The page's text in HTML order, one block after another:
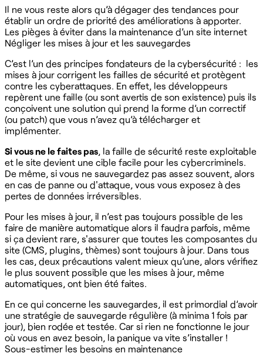
Il ne vous reste alors qu’à dégager des tendances pour
établir un ordre de priorité des améliorations à apporter.
Les pièges à éviter dans la maintenance d’un site internet
Négliger les mises à jour et les sauvegardes
C’est l’un des principes fondateurs de la cybersécurité : les
mises à jour corrigent les failles de sécurité et protègent
contre les cyberattaques. En effet, les développeurs
repèrent une faille (ou sont avertis de son existence) puis ils
conçoivent une solution qui prend la forme d’un correctif
(ou patch) que vous n’avez qu’à télécharger et
implémenter.
Si vous ne le faites pas, la faille de sécurité reste exploitable
et le site devient une cible facile pour les cybercriminels.
De même, si vous ne sauvegardez pas assez souvent, alors
en cas de panne ou d'attaque, vous vous exposez à des
pertes de données irréversibles. ‍
Pour les mises à jour, il n’est pas toujours possible de les
faire de manière automatique alors il faudra parfois, même
si ça devient rare, s'assurer que toutes les composantes du
site (CMS, plugins, thèmes) sont toujours à jour. Dans tous
les cas, deux précautions valent mieux qu’une, alors vérifiez
le plus souvent possible que les mises à jour, même
automatiques, ont bien été faites.
En ce qui concerne les sauvegardes, il est primordial d’avoir
une stratégie de sauvegarde régulière (à minima 1 fois par
jour), bien rodée et testée. Car si rien ne fonctionne le jour
où vous en avez besoin, la panique va vite s’installer !
Sous-estimer les besoins en maintenance